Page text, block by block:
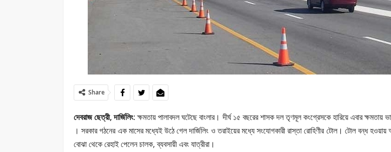
Share
দেবরাজ ছেত্রী, দার্জিলিং:ক্ষমতায় পালাবদল ঘটেছে বাংলার। দীর্ঘ ১৫ বছরের শাসক দল তৃণমূল কংগ্রেসকে হারিয়ে এবার ক্ষমতায়
। সরকার গঠনের এক মাসের মধ্যেই উঠে গেল দার্জিলিং ও তরাইয়ের মধ্যে সংযোগকারী রাস্তা রোহিণীর টোল। টোল বন্ধ
বোঝা থেকে রেহাই পেলেন চালক, ব্যবসায়ী এবং যাত্রীরা।